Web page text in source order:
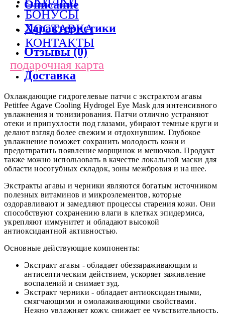
БОНУСЫ
ДОСТАВКА
КОНТАКТЫ
подарочная карта
Описание
Характеристики
Отзывы (0)
Доставка
Охлаждающие гидрогелевые патчи с экстрактом агавы
Petitfee Agave Cooling Hydrogel Eye Mask для интенсивного
увлажнения и тонизирования. Патчи отлично устраняют
отеки и припухлости под глазами, убирают темные круги и
делают взгляд более свежим и отдохнувшим. Глубокое
увлажнение поможет сохранить молодость кожи и
предотвратить появление морщинок и мешочков. Продукт
также можно использовать в качестве локальной маски для
области носогубных складок, зоны межбровия и на шее.
Экстракты агавы и черники являются богатым источником
полезных витаминов и микроэлементов, которые
оздоравливают и замедляют процессы старения кожи. Они
способствуют сохранению влаги в клетках эпидермиса,
укрепляют иммунитет и обладают высокой
антиоксидантной активностью.
Основные действующие компоненты:
Экстракт агавы - обладает обеззараживающим и
антисептическим действием, ускоряет заживление
воспалений и снимает зуд.
Экстракт черники - обладает антиоксидантными,
смягчающими и омолаживающими свойствами.
Нежно увлажняет кожу, снижает ее чувствительность,